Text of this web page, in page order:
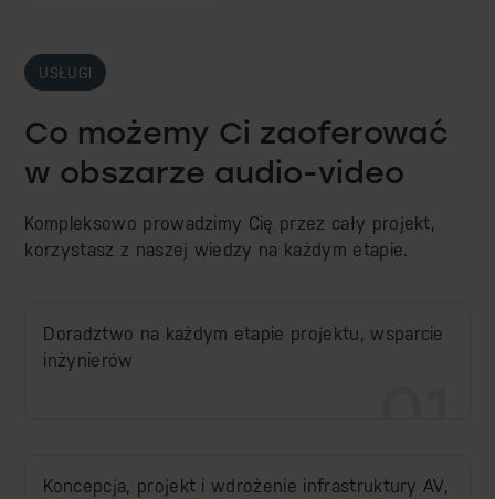
USŁUGI
Co możemy Ci zaoferować
w obszarze audio-video
Kompleksowo prowadzimy Cię przez cały projekt,
korzystasz z naszej wiedzy na każdym etapie.
Doradztwo na każdym etapie projektu, wsparcie
inżynierów
Koncepcja, projekt i wdrożenie infrastruktury AV,